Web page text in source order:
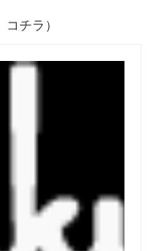
チラ）